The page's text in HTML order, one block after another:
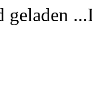
geladen ...